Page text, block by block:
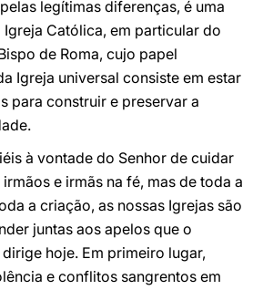
legítimas diferenças, é uma
Católica, em particular do
de Roma, cujo papel
Igreja universal consiste em estar
para construir e preservar a
à vontade do Senhor de cuidar
e irmãs na fé, mas de toda a
a criação, as nossas Igrejas são
juntas aos apelos que o
hoje. Em primeiro lugar,
e conflitos sangrentos em